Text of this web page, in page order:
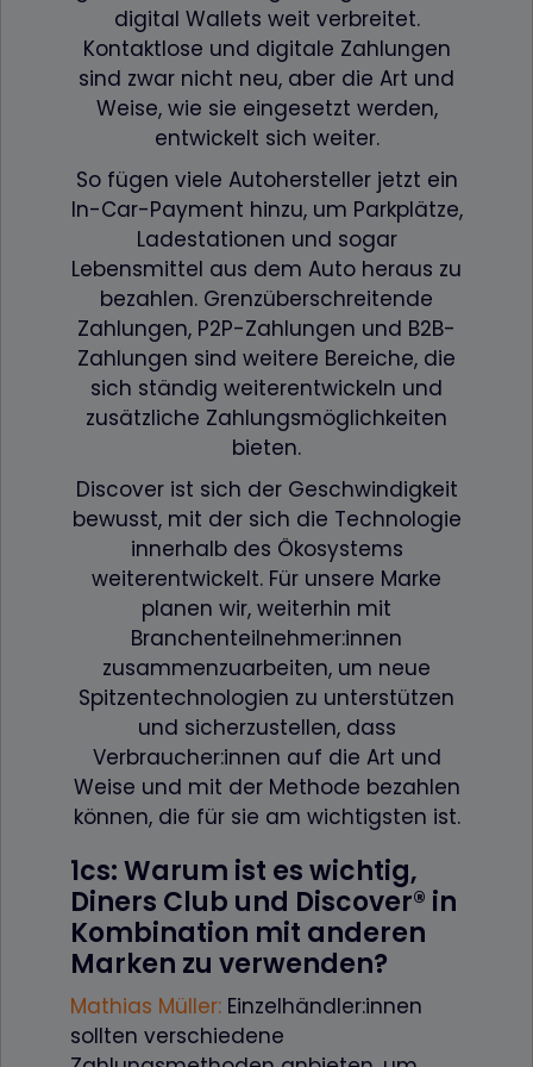
eintragen zu
wordpress_test_cookie
www.firstcashsolution.de
Prüft ob Cookies
gesetzt werden
können
pum-*
www.firstcashsolution.de
Speichert die
wurde
Statistik
Anbieter
Zweck
{individuelle_nummer}
etracker.com
Speichert eine anonymisierte
ID um nachzuverfolgen,
welche Seiten angesehen
digital Wallets weit verbreitet.
Kontaktlose und digitale Zahlungen
sind zwar nicht neu, aber die Art und
Weise, wie sie eingesetzt werden,
entwickelt sich weiter.
So fügen viele Autohersteller jetzt ein
In-Car-Payment hinzu, um Parkplätze,
Ladestationen und sogar
Lebensmittel aus dem Auto heraus zu
bezahlen. Grenzüberschreitende
Zahlungen, P2P-Zahlungen und B2B-
Zahlungen sind weitere Bereiche, die
sich ständig weiterentwickeln und
zusätzliche Zahlungsmöglichkeiten
bieten.
Discover ist sich der Geschwindigkeit
bewusst, mit der sich die Technologie
innerhalb des Ökosystems
weiterentwickelt. Für unsere Marke
planen wir, weiterhin mit
Branchenteilnehmer:innen
zusammenzuarbeiten, um neue
Spitzentechnologien zu unterstützen
und sicherzustellen, dass
Verbraucher:innen auf die Art und
Weise und mit der Methode bezahlen
können, die für sie am wichtigsten ist.
1cs: Warum ist es wichtig,
Diners Club und Discover® in
Kombination mit anderen
Marken zu verwenden?
Mathias Müller:Einzelhändler:innen
sollten verschiedene